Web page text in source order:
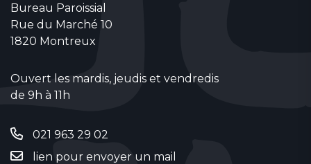
Bureau Paroissial
Rue du Marché 10
1820 Montreux
Ouvert les mardis, jeudis et vendredis
de 9h à 11h
021 963 29 02
lien pour envoyer un mail